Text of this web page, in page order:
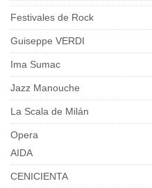
Festivales de Rock
Guiseppe VERDI
Ima Sumac
Jazz Manouche
La Scala de Milán
Opera
AIDA
CENICIENTA